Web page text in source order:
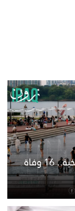
كوريا الجنوبية تواجه موجة حر تاريخية.. 16 وفاة